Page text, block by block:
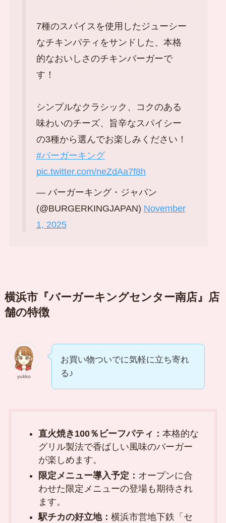
7種のスパイスを使用したジューシー
なチキンパティをサンドした、本格
的なおいしさのチキンバーガーで
す！
シンプルなクラシック、コクのある
味わいのチーズ、旨辛なスパイシー
の3種から選んでお楽しみください！
#バーガーキング
pic.twitter.com/neZdAa7f8h
— バーガーキング・ジャパン
(@BURGERKINGJAPAN) November
1, 2025
横浜市『バーガーキングセンター南店』店
舗の特徴
yukko
お買い物ついでに気軽に立ち寄れ
る♪
直火焼き100％ビーフパティ： 本格的な
グリル製法で香ばしい風味のバーガー
が楽しめます。
限定メニュー導入予定： オープンに合
わせた限定メニューの登場も期待され
ます。
駅チカの好立地： 横浜市営地下鉄「セ